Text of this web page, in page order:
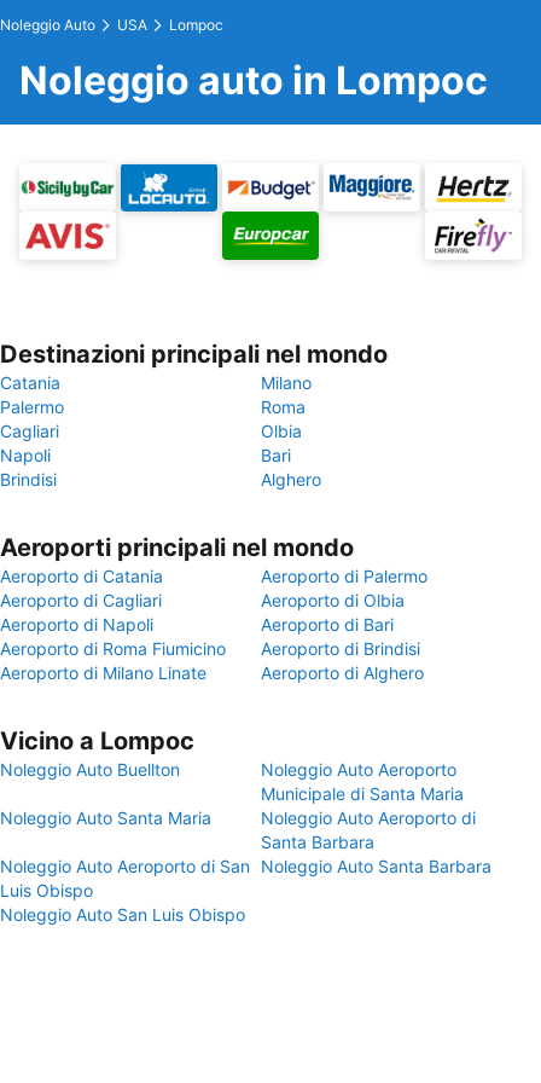
Noleggio Auto USA Lompoc
Noleggio auto in Lompoc
Destinazioni principali nel mondo
Catania
Milano
Palermo
Roma
Cagliari
Olbia
Napoli
Bari
Brindisi
Alghero
Aeroporti principali nel mondo
Aeroporto di Catania
Aeroporto di Palermo
Aeroporto di Cagliari
Aeroporto di Olbia
Aeroporto di Napoli
Aeroporto di Bari
Aeroporto di Roma Fiumicino
Aeroporto di Brindisi
Aeroporto di Milano Linate
Aeroporto di Alghero
Vicino a Lompoc
Noleggio Auto Buellton
Noleggio Auto Aeroporto
Municipale di Santa Maria
Noleggio Auto Santa Maria
Noleggio Auto Aeroporto di
Santa Barbara
Noleggio Auto Aeroporto di San
Luis Obispo
Noleggio Auto Santa Barbara
Noleggio Auto San Luis Obispo